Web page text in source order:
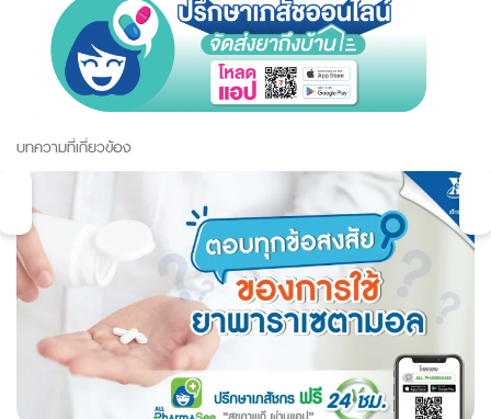
บทความที่เกี่ยวข้อง